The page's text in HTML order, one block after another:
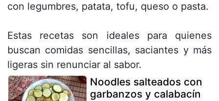
con legumbres, patata, tofu, queso o pasta.
Estas recetas son ideales para quienes
buscan comidas sencillas, saciantes y más
ligeras sin renunciar al sabor.
Noodles salteados con
garbanzos y calabacín